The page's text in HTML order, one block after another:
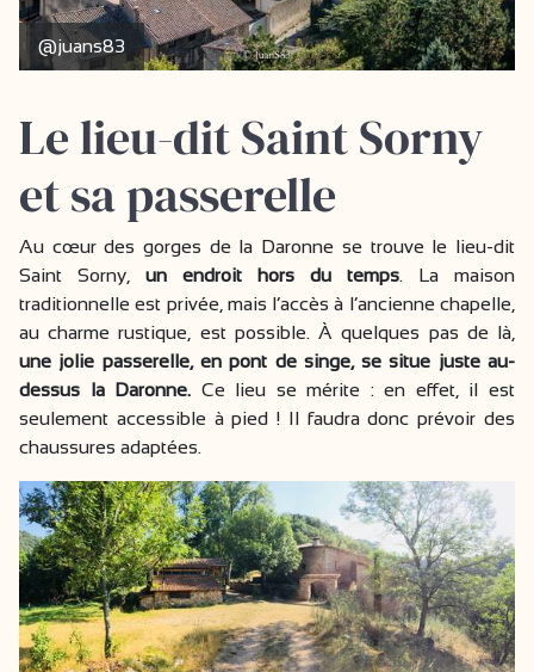
@juans83
Le lieu-dit Saint Sorny
et sa passerelle
Au cœur des gorges de la Daronne se trouve le lieu-dit
Saint Sorny, un endroit hors du temps. La maison
traditionnelle est privée, mais l’accès à l’ancienne chapelle,
au charme rustique, est possible. À quelques pas de là,
une jolie passerelle, en pont de singe, se situe juste au-
dessus la Daronne. Ce lieu se mérite : en effet, il est
seulement accessible à pied ! Il faudra donc prévoir des
chaussures adaptées.